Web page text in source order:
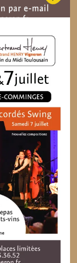
dans
Cadeillac
mets-
une
le groupe
vient du